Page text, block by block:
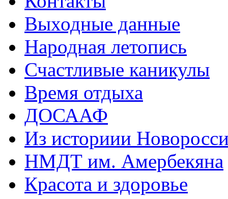
Выходные данные
Народная летопись
Счастливые каникулы
Время отдыха
ДОСААФ
Из историии
НМДТ им. Амербекяна
Красота и здоровье